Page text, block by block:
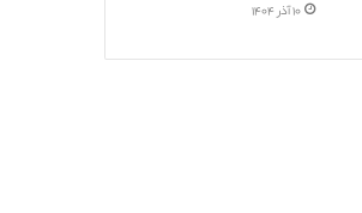
۱۰ آذر ۱۴۰۴